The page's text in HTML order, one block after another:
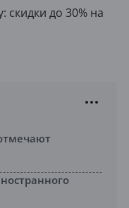
скидки до 30% на